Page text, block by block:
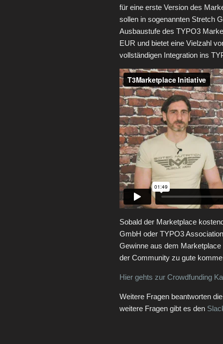
für eine erste Version des
sollen in sogenannten Stretch
Ausbaustufe des TYPO3
EUR und bietet eine Vielzahl
vollständigen Integration ins
Sobald der Marketplace
GmbH oder TYPO3
Gewinne aus dem
der Community zu gute
Hier gehts zur Crowdfunding
Weitere Fragen beantworten
weitere Fragen gibt es den